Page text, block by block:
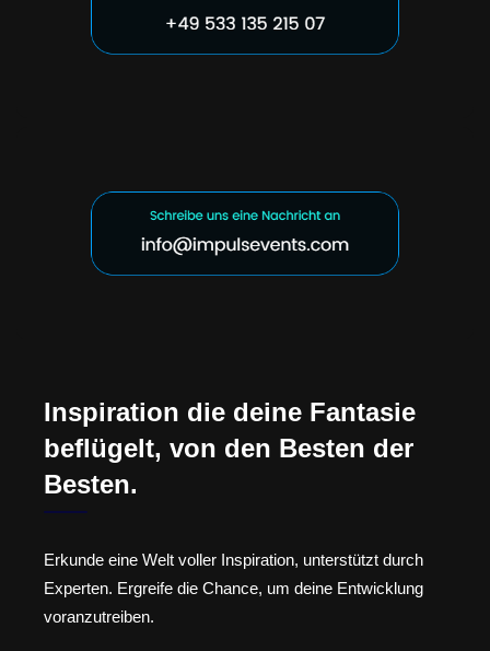
Inspiration die deine Fantasie
beflügelt, von den Besten der
Besten.
Erkunde eine Welt voller Inspiration, unterstützt durch
Experten. Ergreife die Chance, um deine Entwicklung
voranzutreiben.